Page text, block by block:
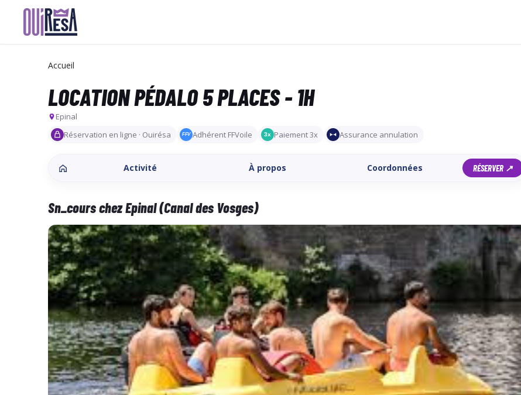
Accueil
LOCATION PÉDALO 5 PLACES - 1H
Epinal
Réservation en ligne · Ouirésa
FFV Adhérent FFVoile 3x Paiement 3x Assurance annulation
Activité À propos Coordonnées RÉSERVER ↗
Sn_cours chez Epinal (Canal des Vosges)